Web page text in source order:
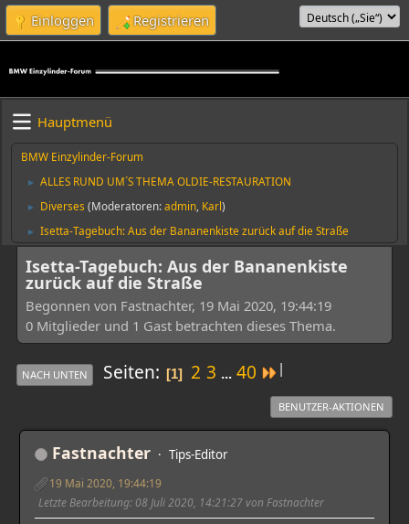
Einloggen Registrieren
Hauptmenü
BMW Einzylinder-Forum
► ALLES RUND UM´S THEMA OLDIE-RESTAURATION
► Diverses (Moderatoren:admin Karl)
► Isetta-Tagebuch: Aus der Bananenkiste zurück auf die Straße
Isetta-Tagebuch: Aus der Bananenkiste
zurück auf die Straße
Begonnen von Fastnachter, 19 Mai 2020, 19:44:19
0 Mitglieder und 1 Gast betrachten dieses Thema.
|
NACH UNTEN Seiten 1 2 3 ... 40
BENUTZER-AKTIONEN
Fastnachter Tips-Editor
19 Mai 2020, 19:44:19
Letzte Bearbeitung: 08 Juli 2020, 14:21:27 von Fastnachter